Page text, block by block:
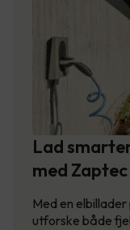
Lad
med
Med en
utforske både